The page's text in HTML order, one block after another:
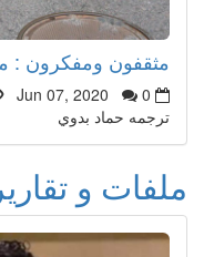
مثقفون ومفكرون :
Jun 07, 2020
0
ترجمه حماد بدوي
ملفات و تقارير